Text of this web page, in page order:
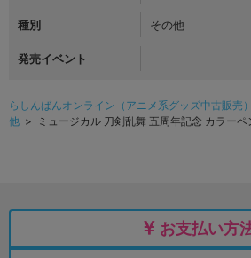
種別 その他
発売イベント
らしんばんオンライン（アニメ系グッズ中古販売
他 > ミュージカル 刀剣乱舞 五周年記念 カラーペ
お支払い方